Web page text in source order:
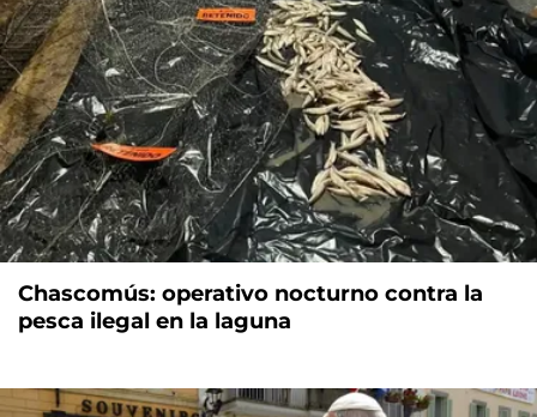
Chascomús: operativo nocturno contra la
pesca ilegal en la laguna